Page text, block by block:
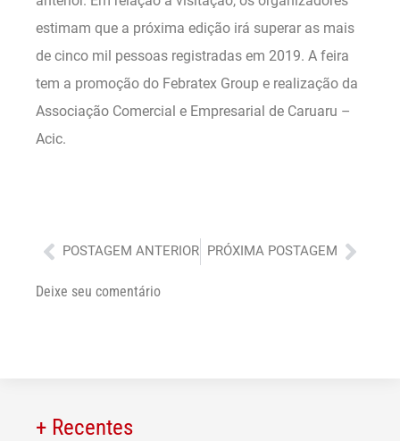
estimam que a próxima edição irá superar as mais
de cinco mil pessoas registradas em 2019. A feira
tem a promoção do Febratex Group e realização da
Associação Comercial e Empresarial de Caruaru –
Acic.
Anterior
POSTAGEM ANTERIOR PRÓXIMA POSTAGEM
Deixe seu comentário
+ Recentes